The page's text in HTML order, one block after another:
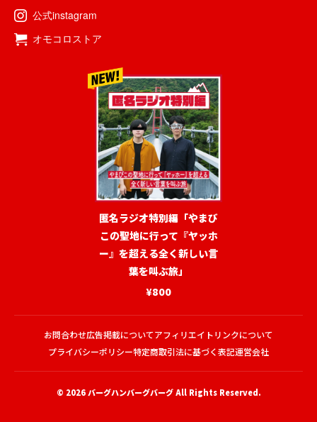
公式instagram
オモコロストア
匿名ラジオ特別編「やまび
この聖地に行って『ヤッホ
ー』を超える全く新しい言
葉を叫ぶ旅」
¥800
お問合わせ広告掲載についてアフィリエイトリンクについて
プライバシーポリシー特定商取引法に基づく表記運営会社
© 2026バーグハンバーグバーグAll Rights Reserved.